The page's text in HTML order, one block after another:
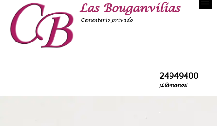
Las Bouganvilias
Cementerio privado
24949400
¡Llámanos!